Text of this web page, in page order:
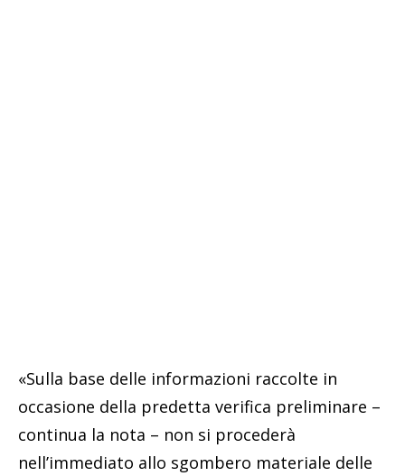
«Sulla base delle informazioni raccolte in
occasione della predetta verifica preliminare –
continua la nota – non si procederà
nell’immediato allo sgombero materiale delle